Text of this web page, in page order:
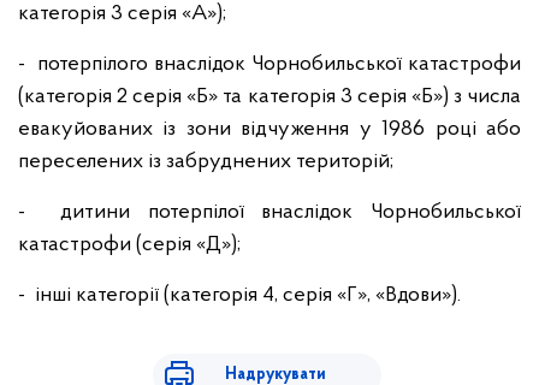
категорія 3 серія «А»);
- потерпілого внаслідок Чорнобильської катастрофи
(категорія 2 серія «Б» та категорія 3 серія «Б») з числа
евакуйованих із зони відчуження у 1986 році або
переселених із забруднених територій;
- дитини потерпілої внаслідок Чорнобильської
катастрофи (серія «Д»);
- інші категорії (категорія 4, серія «Г», «Вдови»).
Надрукувати